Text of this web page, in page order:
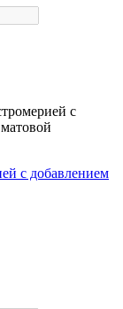
с добавлением